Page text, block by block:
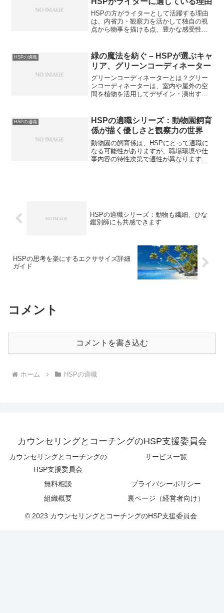
HSPの方がライターとして活躍する理由
は、内省力・観察力を活かして独自の視
点から物事を描ける点、豊かな感受性に
るライターの仕事形態が、自分の持つ感
受性や自己管理能力にマ...
HSPの適職
緑の魔法を紡ぐ – HSPが選ぶキャ
リア、グリーンコーディネーター
グリーンコーディネーターとは？グリー
ンコーディネーターは、室内や屋外の空
間を植物を活用してデザイン・演出する
応じた最適な植物を選ぶ。空間設計：植
物を使って居心地の良い、...
HSPの適職
HSPの適職シリーズ：動物園飼育
係が描く優しさと観察力の世界
動物園の飼育係は、HSPにとって適職に
なる可能性がありますが、職場環境や仕
事内容の特性次第で適性が異なります。
HSPの適職シリーズ：動物も繊細、ひな
鑑別師にも共感できます
HSPの思考を楽にするエクササイズ詳細
ガイド
コメント
コメントを書き込む
ホーム HSPの適職
カウンセリングとコーチングのHSP支援委員会
カウンセリングとコーチングの
HSP支援委員会
サービス一覧
無料相談
プライバシーポリシー
組織概要
裏ページ（経営者向け）
© 2023 カウンセリングとコーチングのHSP支援委員会.